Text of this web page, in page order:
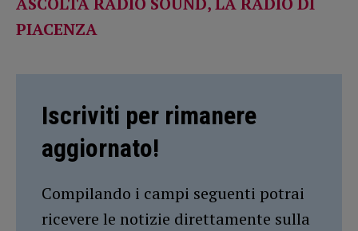
PIACENZA
Iscriviti per rimanere
aggiornato!
Compilando i campi seguenti potrai
ricevere le notizie direttamente sulla